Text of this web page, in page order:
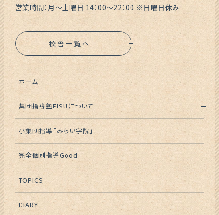
営業時間：月～土曜日 14：00～22：00 ※日曜日休み
校舎一覧へ
ホーム
集団指導塾EISUについて
小集団指導「みらい学院」
完全個別指導Good
TOPICS
DIARY